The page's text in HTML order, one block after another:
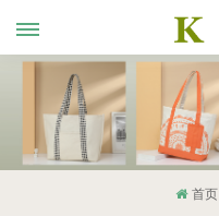
首页